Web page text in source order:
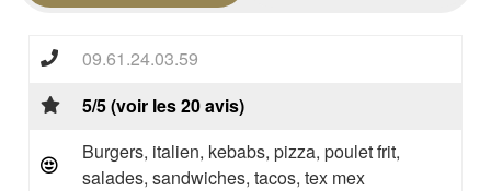
09.61.24.03.59
5/5 (voir les 20 avis)
Burgers, italien, kebabs, pizza, poulet frit,
salades, sandwiches, tacos, tex mex